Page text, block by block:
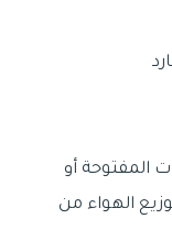
المفتوحة أو
الهواء من